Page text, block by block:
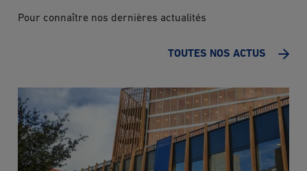
Pour connaître nos dernières actualités
TOUTES NOS ACTUS